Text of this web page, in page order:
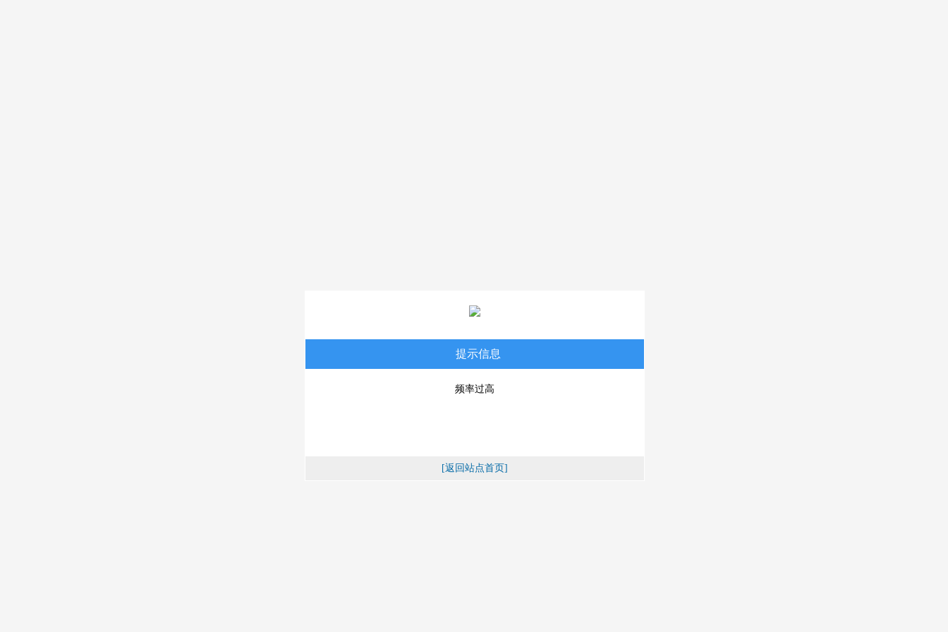
提示信息
频率过高
[返回站点首页]